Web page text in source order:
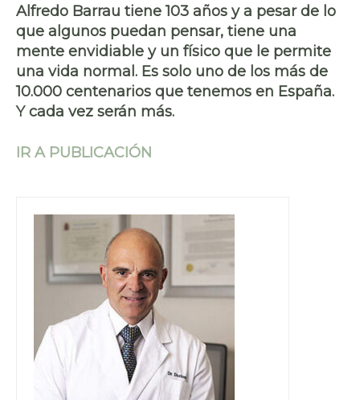
Alfredo Barrau tiene 103 años y a pesar de lo
que algunos puedan pensar, tiene una
mente envidiable y un físico que le permite
una vida normal. Es solo uno de los más de
10.000 centenarios que tenemos en España.
Y cada vez serán más.
IR A PUBLICACIÓN